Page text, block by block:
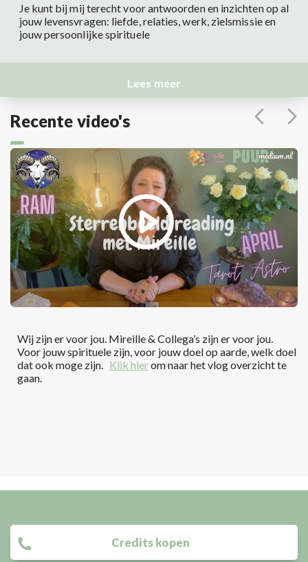
Je kunt bij mij terecht voor antwoorden en inzichten op al
jouw levensvragen: liefde, relaties, werk, zielsmissie en
jouw persoonlijke spirituele
Lees meer
Recente video's
Wij zijn er voor jou. Mireille & Collega’s zijn er voor jou.
Voor jouw spirituele zijn, voor jouw doel op aarde, welk doel
dat ook moge zijn. Klik hierom naar het vlog overzicht te
gaan.
Credits kopen